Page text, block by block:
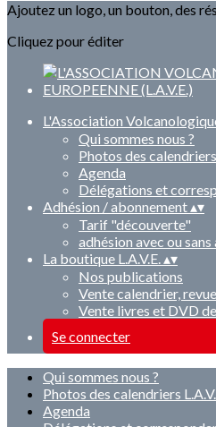
Ajoutez un logo, un bouton, des
Cliquez pour éditer
L'Association
Qui sommes nous ?
Photos des calendriers
Agenda
Délégations et
Adhésion / abonnement▴▾
Tarif "découverte"
adhésion avec ou
La boutique L.A.V.E.▴▾
Nos publications
Vente calendrier,
Vente livres et DVD de
Se connecter
Qui sommes nous ?
Photos des calendriers
Agenda